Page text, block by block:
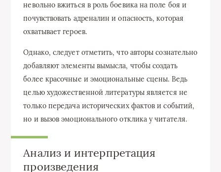
невольно вжиться в роль боевика на поле боя и
почувствовать адреналин и опасность, которая
охватывает героев.
Однако, следует отметить, что авторы сознательно
добавляют элементы вымысла, чтобы создать
более красочные и эмоциональные сцены. Ведь
целью художественной литературы является не
только передача исторических фактов и событий,
но и вызов эмоционального отклика у читателя.
Анализ и интерпретация
произведения